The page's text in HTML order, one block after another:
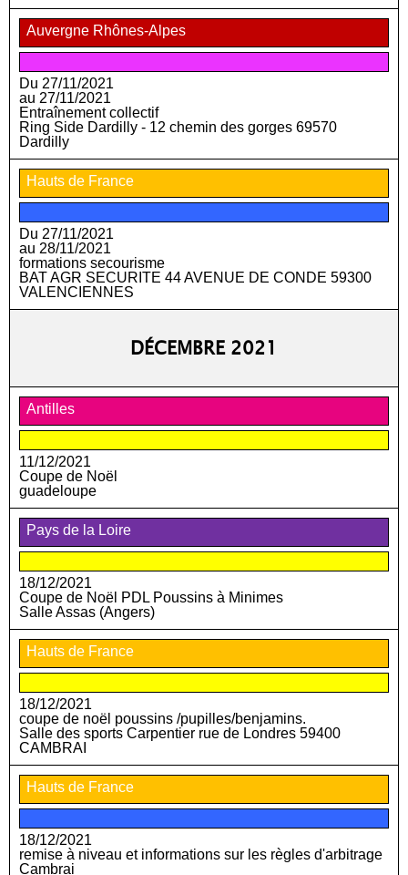
Auvergne Rhônes-Alpes
Du 27/11/2021
au 27/11/2021
Entraînement collectif
Ring Side Dardilly - 12 chemin des gorges 69570
Dardilly
Hauts de France
Du 27/11/2021
au 28/11/2021
formations secourisme
BAT AGR SECURITE 44 AVENUE DE CONDE 59300
VALENCIENNES
DÉCEMBRE 2021
Antilles
11/12/2021
Coupe de Noël
guadeloupe
Pays de la Loire
18/12/2021
Coupe de Noël PDL Poussins à Minimes
Salle Assas (Angers)
Hauts de France
18/12/2021
coupe de noël poussins /pupilles/benjamins.
Salle des sports Carpentier rue de Londres 59400
CAMBRAI
Hauts de France
18/12/2021
remise à niveau et informations sur les règles d'arbitrage
Cambrai